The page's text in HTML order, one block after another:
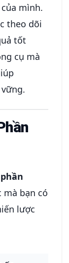
mình.
theo dõi
tốt
cụ mà
phần
mà bạn có
lược